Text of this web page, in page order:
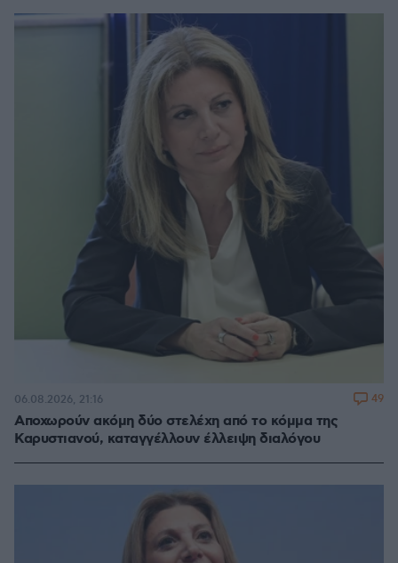
Αποχωρούν ακόμη δύο στελέχη από το κόμμα της
Καρυστιανού, καταγγέλλουν έλλειψη διαλόγου
06.08.2026, 21:16 49